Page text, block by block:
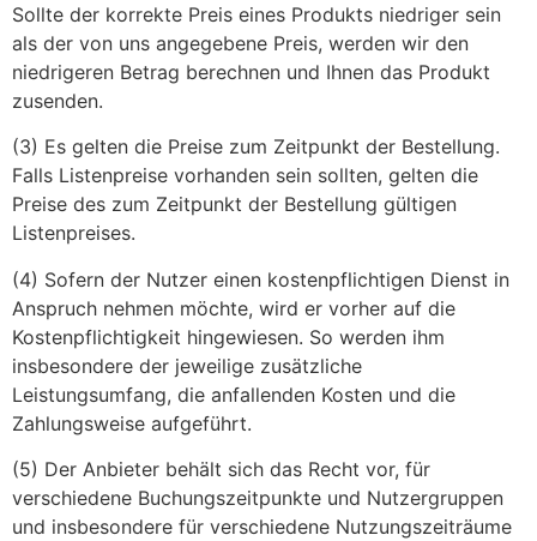
Sollte der korrekte Preis eines Produkts niedriger sein
als der von uns angegebene Preis, werden wir den
niedrigeren Betrag berechnen und Ihnen das Produkt
zusenden.
(3) Es gelten die Preise zum Zeitpunkt der Bestellung.
Falls Listenpreise vorhanden sein sollten, gelten die
Preise des zum Zeitpunkt der Bestellung gültigen
Listenpreises.
(4) Sofern der Nutzer einen kostenpflichtigen Dienst in
Anspruch nehmen möchte, wird er vorher auf die
Kostenpflichtigkeit hingewiesen. So werden ihm
insbesondere der jeweilige zusätzliche
Leistungsumfang, die anfallenden Kosten und die
Zahlungsweise aufgeführt.
(5) Der Anbieter behält sich das Recht vor, für
verschiedene Buchungszeitpunkte und Nutzergruppen
und insbesondere für verschiedene Nutzungszeiträume